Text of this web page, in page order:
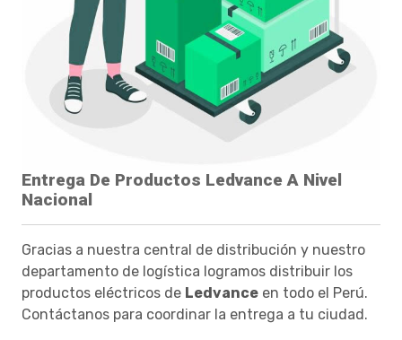
Entrega De Productos Ledvance A Nivel
Nacional
Gracias a nuestra central de distribución y nuestro
departamento de logística logramos distribuir los
productos eléctricos de Ledvance en todo el Perú.
Contáctanos para coordinar la entrega a tu ciudad.